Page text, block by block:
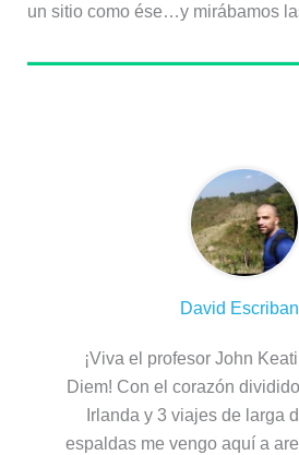
un sitio como ése…y mirábamos
David
¡Viva el profesor John
Diem! Con el corazón
Irlanda y 3 viajes de larga
espaldas me vengo aquí a